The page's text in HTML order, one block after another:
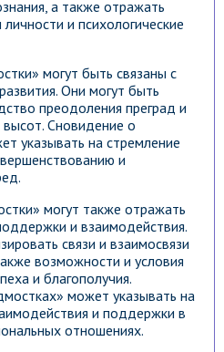
а также отражать
и психологические
могут быть связаны с
Они могут быть
преодоления преград и
Сновидение о
указывать на стремление
и
могут также отражать
и взаимодействия.
связи и взаимосвязи
возможности и условия
и благополучия.
может указывать на
и поддержки в
отношениях.